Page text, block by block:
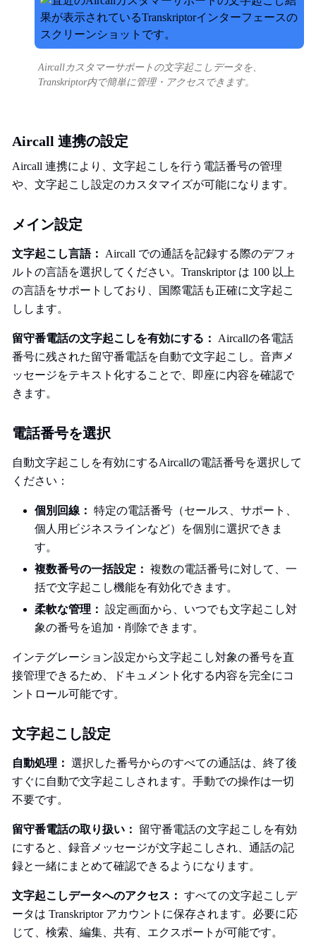
Aircallカスタマーサポートの文字起こしデータを、
Transkriptor内で簡単に管理・アクセスできます。
Aircall 連携の設定
Aircall 連携により、文字起こしを行う電話番号の管理
や、文字起こし設定のカスタマイズが可能になります。
メイン設定
文字起こし言語：
Aircall での通話を記録する際のデフォ
ルトの言語を選択してください。Transkriptor は 100 以上
の言語をサポートしており、国際電話も正確に文字起こ
しします。
留守番電話の文字起こしを有効にする：
Aircallの各電話
番号に残された留守番電話を自動で文字起こし。音声メ
ッセージをテキスト化することで、即座に内容を確認で
きます。
電話番号を選択
自動文字起こしを有効にするAircallの電話番号を選択して
ください：
個別回線： 特定の電話番号（セールス、サポート、
個人用ビジネスラインなど）を個別に選択できま
す。
複数番号の一括設定： 複数の電話番号に対して、一
括で文字起こし機能を有効化できます。
柔軟な管理： 設定画面から、いつでも文字起こし対
象の番号を追加・削除できます。
インテグレーション設定から文字起こし対象の番号を直
接管理できるため、ドキュメント化する内容を完全にコ
ントロール可能です。
文字起こし設定
自動処理： 選択した番号からのすべての通話は、終了後
すぐに自動で文字起こしされます。手動での操作は一切
不要です。
留守番電話の取り扱い：
留守番電話の文字起こしを有効
にすると、録音メッセージが文字起こしされ、通話の記
録と一緒にまとめて確認できるようになります。
文字起こしデータへのアクセス： すべての文字起こしデ
ータは Transkriptor アカウントに保存されます。必要に応
じて、検索、編集、共有、エクスポートが可能です。